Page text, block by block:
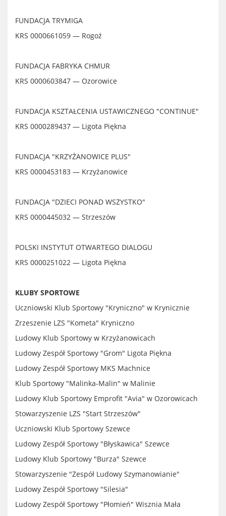
FUNDACJA TRYMIGA
KRS 0000661059 — Rogoż
FUNDACJA FABRYKA CHMUR
KRS 0000603847 — Ozorowice
FUNDACJA KSZTAŁCENIA USTAWICZNEGO "CONTINUE"
KRS 0000289437 — Ligota Piękna
FUNDACJA "KRZYŻANOWICE PLUS"
KRS 0000453183 — Krzyżanowice
FUNDACJA "DZIECI PONAD WSZYSTKO"
KRS 0000445032 — Strzeszów
POLSKI INSTYTUT OTWARTEGO DIALOGU
KRS 0000251022 — Ligota Piękna
KLUBY SPORTOWE
Uczniowski Klub Sportowy "Kryniczno" w Krynicznie
Zrzeszenie LZS "Kometa" Kryniczno
Ludowy Klub Sportowy w Krzyżanowicach
Ludowy Zespół Sportowy "Grom" Ligota Piękna
Ludowy Zespół Sportowy MKS Machnice
Klub Sportowy "Malinka-Malin" w Malinie
Ludowy Klub Sportowy Emprofit "Avia" w Ozorowicach
Stowarzyszenie LZS "Start Strzeszów"
Uczniowski Klub Sportowy Szewce
Ludowy Zespół Sportowy "Błyskawica" Szewce
Ludowy Klub Sportowy "Burza" Szewce
Stowarzyszenie "Zespół Ludowy Szymanowianie"
Ludowy Zespół Sportowy "Silesia"
Ludowy Zespół Sportowy "Płomień" Wisznia Mała